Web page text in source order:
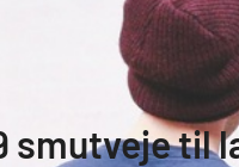
smutveje til